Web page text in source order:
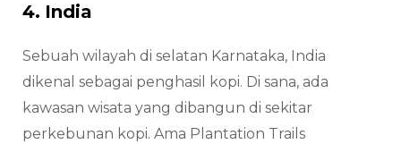
4. India
Sebuah wilayah di selatan Karnataka, India
dikenal sebagai penghasil kopi. Di sana, ada
kawasan wisata yang dibangun di sekitar
perkebunan kopi. Ama Plantation Trails